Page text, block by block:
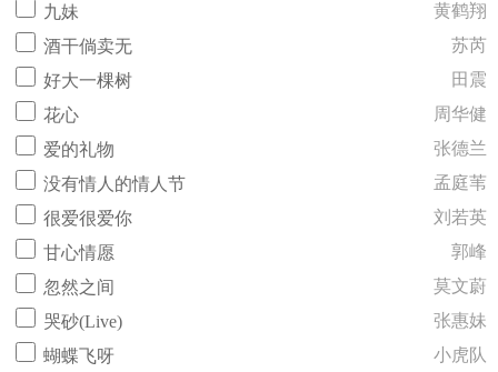
九妹
黄鹤翔
酒干倘卖无
苏芮
好大一棵树
田震
花心
周华健
爱的礼物
张德兰
没有情人的情人节
孟庭苇
很爱很爱你
刘若英
甘心情愿
郭峰
忽然之间
莫文蔚
哭砂(Live)
张惠妹
蝴蝶飞呀
小虎队